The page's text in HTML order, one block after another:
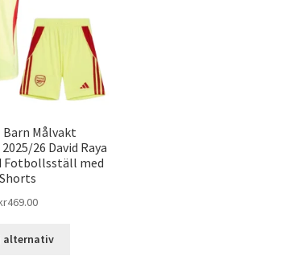
Barn Målvakt
26 David Raya
Fotbollsställ med
Shorts
469.00
alternativ